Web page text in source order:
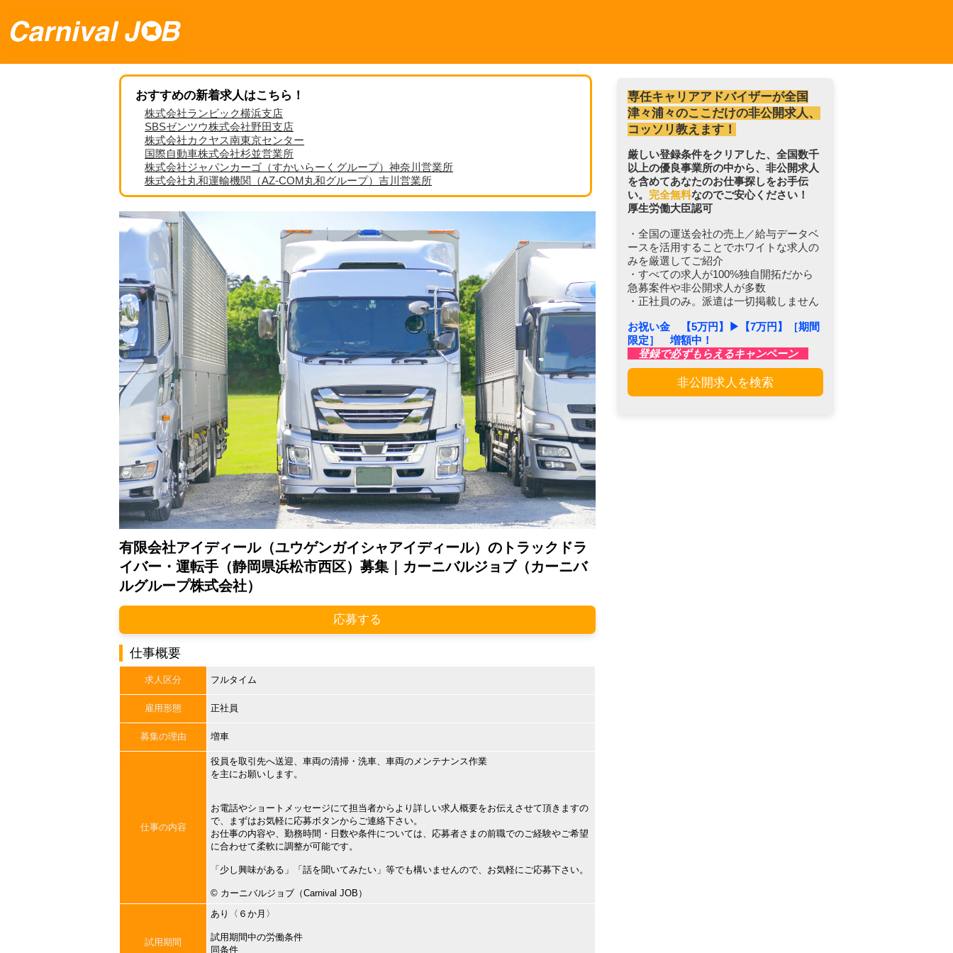
おすすめの新着求人はこちら！
株式会社ランビック横浜支店
SBSゼンツウ株式会社野田支店
株式会社カクヤス南東京センター
国際自動車株式会社杉並営業所
株式会社ジャパンカーゴ（すかいらーくグループ）神奈川営業所
株式会社丸和運輸機関（AZ-COM丸和グループ）吉川営業所
有限会社アイディール（ユウゲンガイシャアイディール）のトラックドラ
イバー・運転手（静岡県浜松市西区）募集｜カーニバルジョブ（カーニバ
ルグループ株式会社）
応募する
仕事概要
求人区分 フルタイム
雇用形態 正社員
募集の理由 増車
仕事の内容
役員を取引先へ送迎、車両の清掃・洗車、車両のメンテナンス作業
を主にお願いします。
お電話やショートメッセージにて担当者からより詳しい求人概要をお伝えさせて頂きますの
で、まずはお気軽に応募ボタンからご連絡下さい。
お仕事の内容や、勤務時間・日数や条件については、応募者さまの前職でのご経験やご希望
に合わせて柔軟に調整が可能です。
「少し興味がある」「話を聞いてみたい」等でも構いませんので、お気軽にご応募下さい。
©︎ カーニバルジョブ（Carnival JOB）
試用期間
あり〈６か月〉
試用期間中の労働条件
同条件
専任キャリアアドバイザーが全国
津々浦々のここだけの非公開求人、
コッソリ教えます！
厳しい登録条件をクリアした、全国数千
以上の優良事業所の中から、非公開求人
を含めてあなたのお仕事探しをお手伝
い。 完全無料なのでご安心ください！
厚生労働大臣認可
・全国の運送会社の売上／給与データベ
ースを活用することでホワイトな求人の
みを厳選してご紹介
・すべての求人が100%独自開拓だから
急募案件や非公開求人が多数
・正社員のみ。派遣は一切掲載しません
お祝い金 【5万円】▶︎【7万円】［期間
限定］ 増額中！
登録で必ずもらえるキャンペーン
非公開求人を検索